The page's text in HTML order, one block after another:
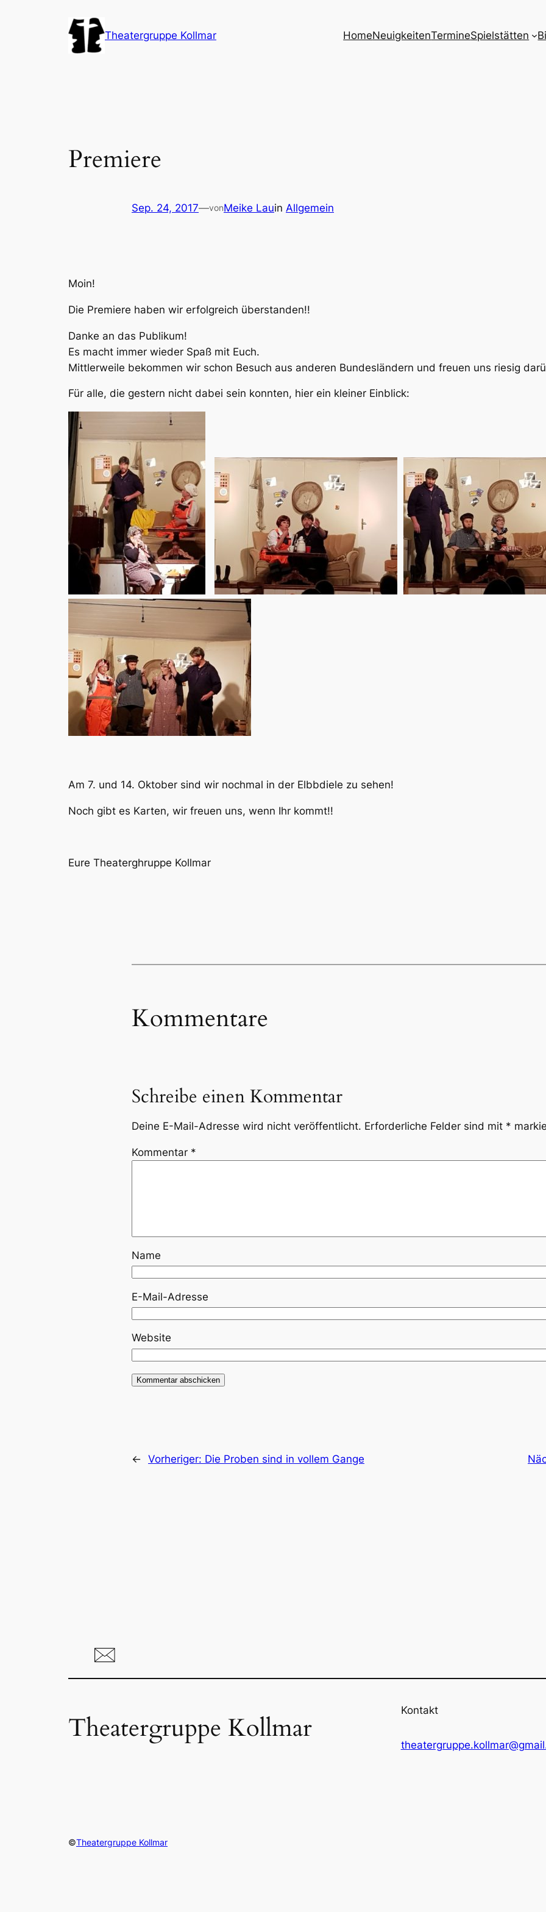
Theatergruppe Kollmar HomeNeuigkeitenTermineSpielstätten
Premiere
Sep. 24, 2017—vonMeike Lauin Allgemein
Moin!
Die Premiere haben wir erfolgreich überstanden!!
Danke an das Publikum!
Es macht immer wieder Spaß mit Euch.
Mittlerweile bekommen wir schon Besuch aus anderen Bundesländern und freuen uns riesig
Für alle, die gestern nicht dabei sein konnten, hier ein kleiner Einblick:
Am 7. und 14. Oktober sind wir nochmal in der Elbbdiele zu sehen!
Noch gibt es Karten, wir freuen uns, wenn Ihr kommt!!
Eure Theaterghruppe Kollmar
Kommentare
Schreibe einen Kommentar
Deine E-Mail-Adresse wird nicht veröffentlicht. Erforderliche Felder sind mit *
Kommentar *
Name
E-Mail-Adresse
Website
← Vorheriger: Die Proben sind in vollem Gange
Theatergruppe Kollmar
Kontakt
©Theatergruppe Kollmar